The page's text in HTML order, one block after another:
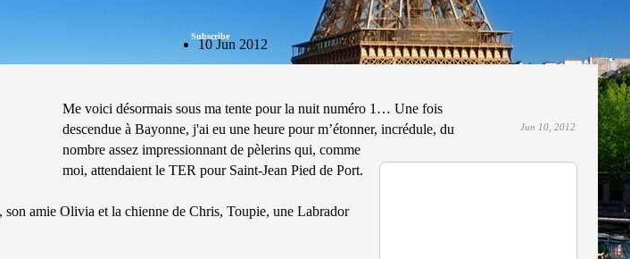
Subscribe
10 Jun 2012
Jun 10, 2012
Me voici désormais sous ma tente pour la nuit numéro 1… Une fois
descendue à Bayonne, j'ai eu une heure pour m’étonner, incrédule, du
nombre assez impressionnant de pèlerins qui, comme
moi, attendaient le TER pour Saint-Jean Pied de Port.
amie Olivia et la chienne de Chris, Toupie, une Labrador